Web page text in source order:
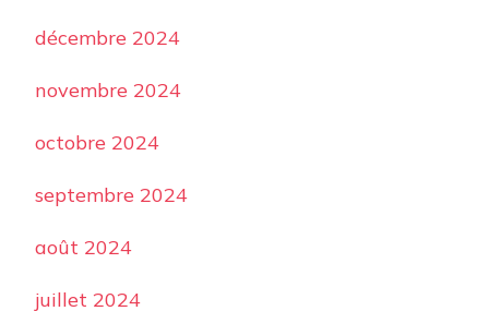
décembre 2024
novembre 2024
octobre 2024
septembre 2024
août 2024
juillet 2024